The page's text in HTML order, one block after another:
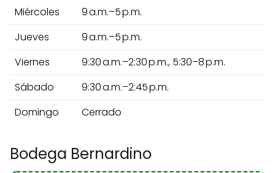
Miércoles
9 a.m.–5 p.m.
Jueves
9 a.m.–5 p.m.
Viernes
9:30 a.m.–2:30 p.m., 5:30–8 p.m.
Sábado
9:30 a.m.–2:45 p.m.
Domingo
Cerrado
Bodega Bernardino